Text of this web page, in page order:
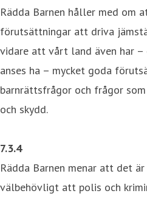
Rädda Barnen håller med om
förutsättningar att driva
vidare att vårt land även har
anses ha – mycket goda
barnrättsfrågor och frågor
och skydd.
7.3.4
Rädda Barnen menar att det
välbehövligt att polis och